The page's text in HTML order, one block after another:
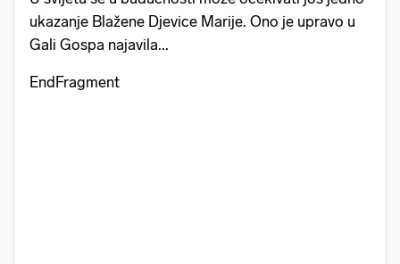
ukazanje Blažene Djevice Marije. Ono je upravo u
Gali Gospa najavila...
EndFragment